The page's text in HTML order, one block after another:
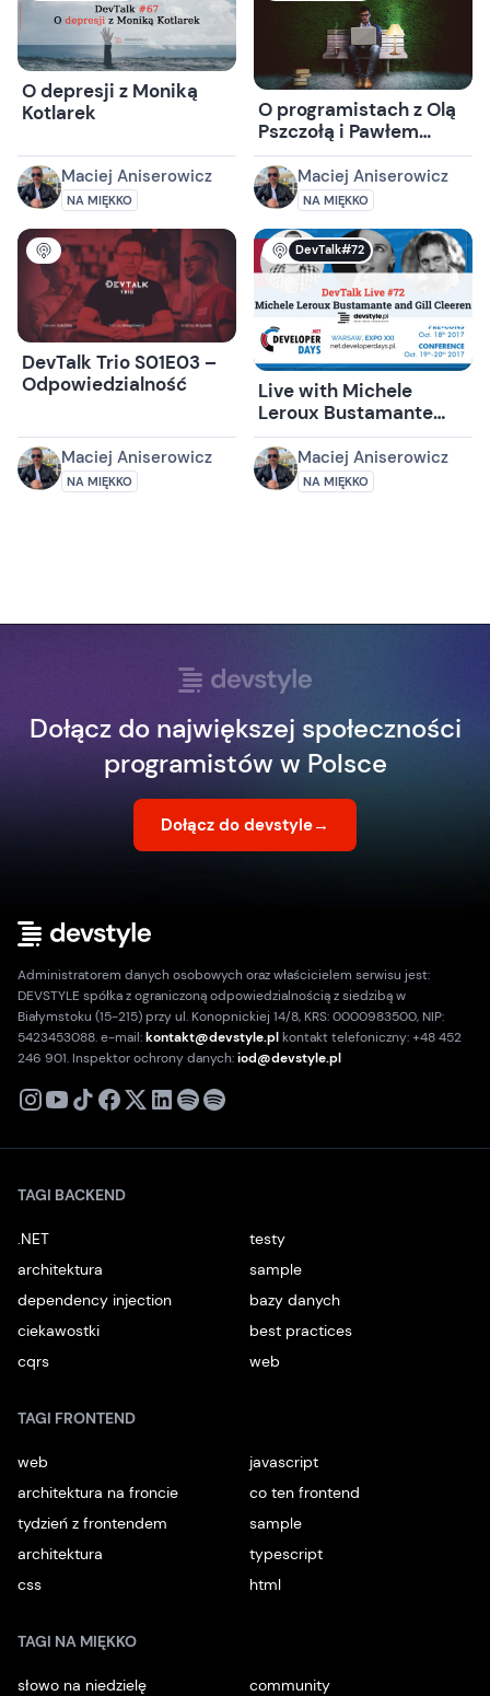
O depresji z Moniką
Kotlarek
Maciej Aniserowicz
NA MIĘKKO
O programistach z Olą
Pszczołą i Pawłem
Michalakiem
Maciej Aniserowicz
NA MIĘKKO
DevTalk Trio S01E03 –
Odpowiedzialność
Maciej Aniserowicz
NA MIĘKKO
DevTalk#72
Live with Michele
Leroux Bustamante
and Gill Cleeren
Maciej Aniserowicz
NA MIĘKKO
Dołącz do największej społeczności
programistów w Polsce
Dołącz do devstyle→
Administratorem danych osobowych oraz właścicielem serwisu jest:
DEVSTYLE spółka z ograniczoną odpowiedzialnością z siedzibą w
Białymstoku (15-215) przy ul. Konopnickiej 14/8, KRS: 0000983500, NIP:
5423453088. e-mail:kontakt@devstyle.plkontakt telefoniczny: +48 452
246 901. Inspektor ochrony danych:iod@devstyle.pl
X
TAGI BACKEND
.NET
testy
architektura
sample
dependency injection
bazy danych
ciekawostki
best practices
cqrs
web
TAGI FRONTEND
web
javascript
architektura na froncie
co ten frontend
tydzień z frontendem
sample
architektura
typescript
css
html
TAGI NA MIĘKKO
słowo na niedzielę
community